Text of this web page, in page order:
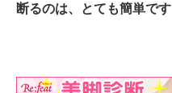
断るのは、とても簡単です